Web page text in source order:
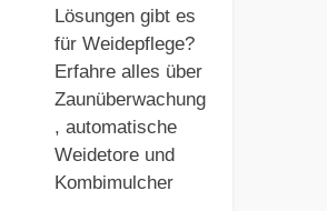
Lösungen gibt es
für Weidepflege?
Erfahre alles über
Zaunüberwachung
, automatische
Weidetore und
Kombimulcher